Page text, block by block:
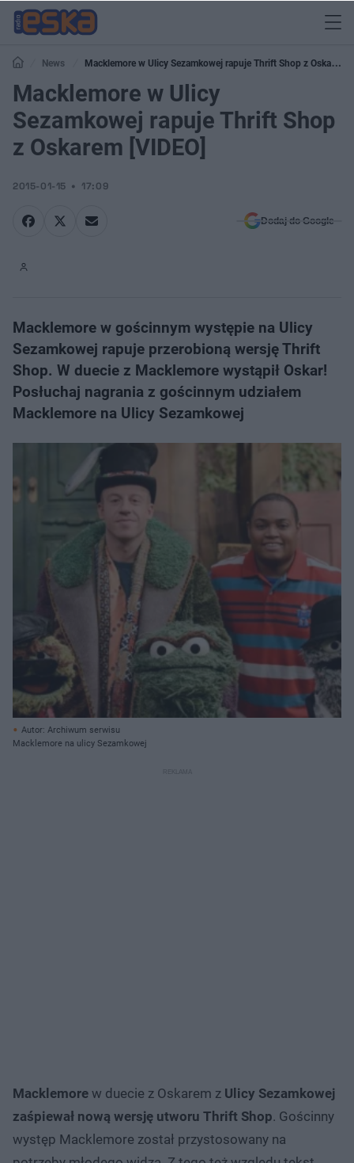
News
Macklemore w Ulicy Sezamkowej rapuje Thrift Shop z Oskarem
[VIDEO]
Macklemore w Ulicy
Sezamkowej rapuje Thrift Shop
z Oskarem [VIDEO]
2015-01-15 17:09
Dodaj do Google
Macklemore w gościnnym występie na Ulicy
Sezamkowej rapuje przerobioną wersję Thrift
Shop. W duecie z Macklemore wystąpił Oskar!
Posłuchaj nagrania z gościnnym udziałem
Macklemore na Ulicy Sezamkowej
Autor: Archiwum serwisu
Macklemore na ulicy Sezamkowej
Macklemore w duecie z Oskarem z Ulicy Sezamkowej
zaśpiewał nową wersję utworu Thrift Shop. Gościnny
występ Macklemore został przystosowany na